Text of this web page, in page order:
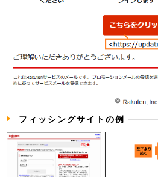
フィッシングサイトの例